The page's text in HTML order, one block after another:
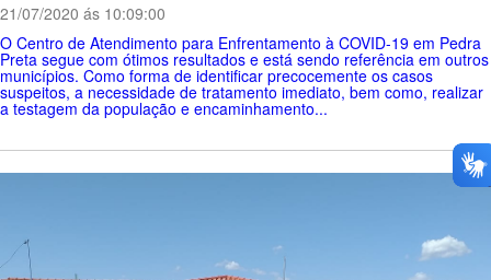
21/07/2020 ás 10:09:00
O Centro de Atendimento para Enfrentamento à COVID-19 em Pedra
Preta segue com ótimos resultados e está sendo referência em outros
municípios. Como forma de identificar precocemente os casos
suspeitos, a necessidade de tratamento imediato, bem como, realizar
a testagem da população e encaminhamento...